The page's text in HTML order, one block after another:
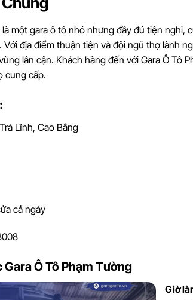
là một gara ô tô nhỏ nhưng đầy đủ tiện
Với địa điểm thuận tiện và đội ngũ thợ lành
lân cận. Khách hàng đến với Gara Ô Tô
cung cấp.
Lĩnh, Cao Bằng
cả ngày
Ô Tô Phạm Tường
Giờ